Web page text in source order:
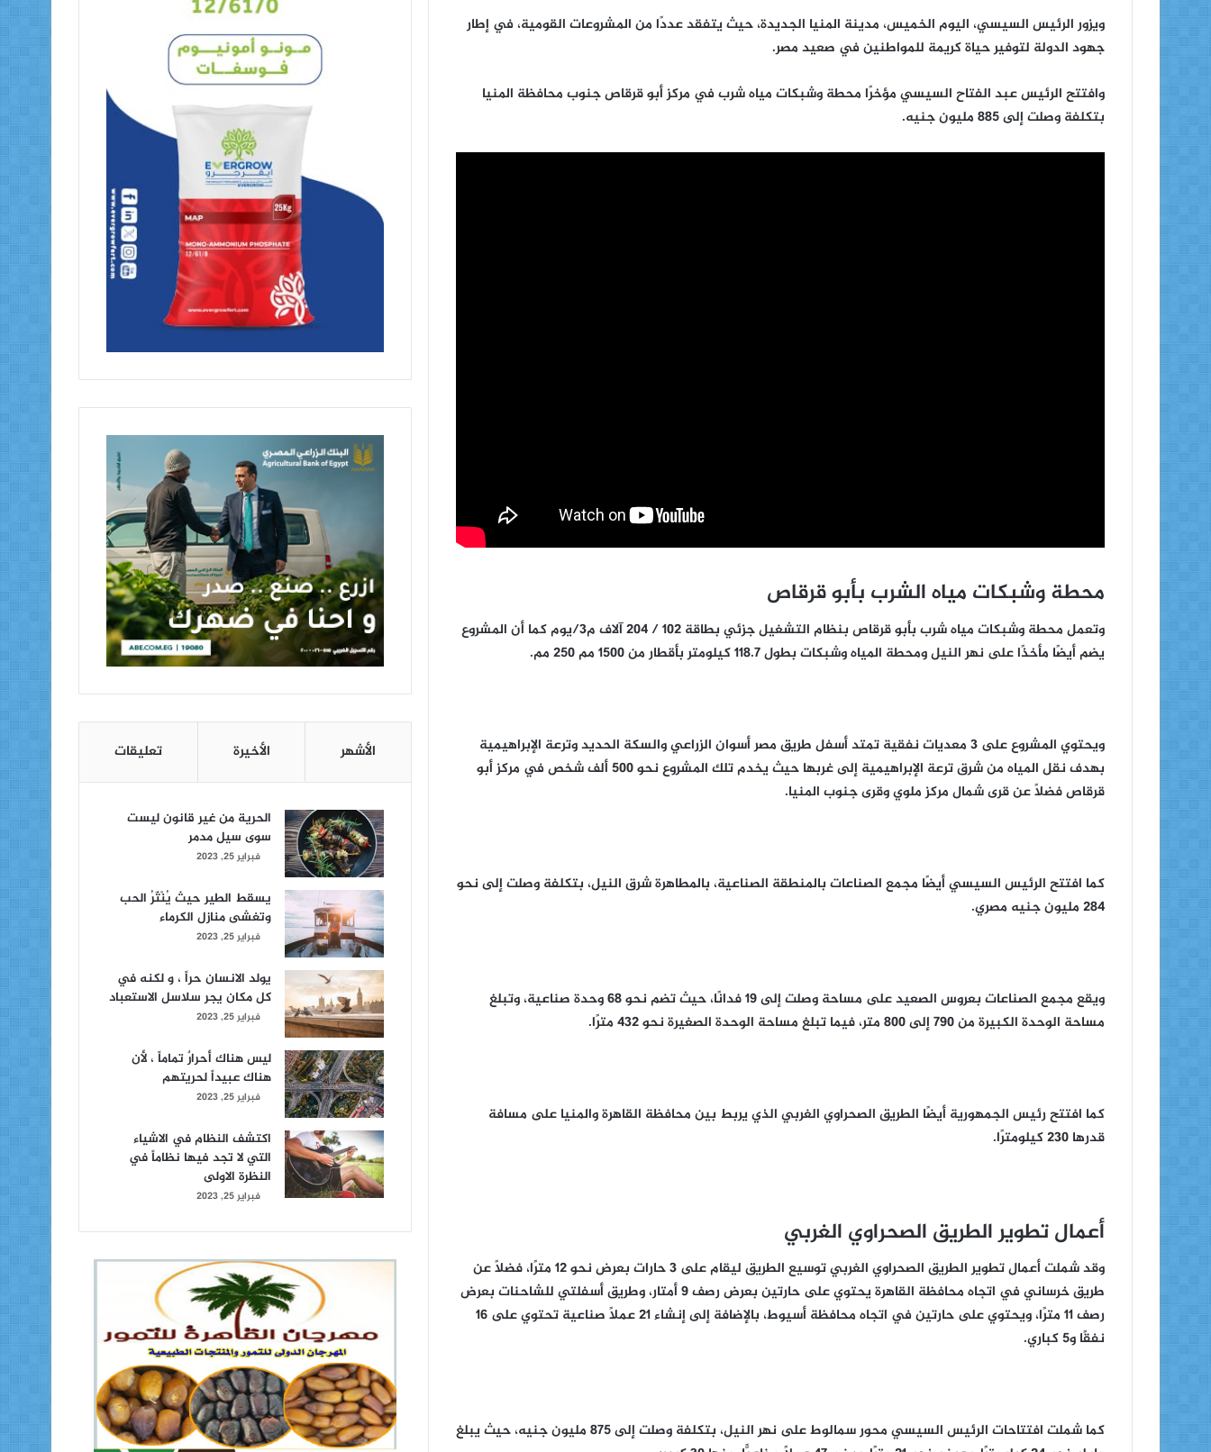
ويزور الرئيس السيسي، اليوم الخميس، مدينة المنيا الجديدة، حيث يتفقد عددًا من المشروعات القومية، في إطار
جهود الدولة لتوفير حياة كريمة للمواطنين في صعيد مصر.
وافتتح الرئيس عبد الفتاح السيسي مؤخرًا محطة وشبكات مياه شرب في مركز أبو قرقاص جنوب محافظة المنيا
بتكلفة وصلت إلى ٨٨٥ مليون جنيه.
محطة وشبكات مياه الشرب بأبو قرقاص
وتعمل محطة وشبكات مياه شرب بأبو قرقاص بنظام التشغيل جزئي بطاقة 102 / 204 آلاف م3/يوم كما أن المشروع
يضم أيضًا مأخذًا على نهر النيل ومحطة المياه وشبكات بطول 118.7 كيلومتر بأقطار من 1500 مم 250 مم.
ويحتوي المشروع على ٣ معديات نفقية تمتد أسفل طريق مصر أسوان الزراعي والسكة الحديد وترعة الإبراهيمية
بهدف نقل المياه من شرق ترعة الإبراهيمية إلى غربها حيث يخدم تلك المشروع نحو ٥٠٠ ألف شخص في مركز أبو
قرقاص فضلًا عن قرى شمال مركز ملوي وقرى جنوب المنيا.
كما افتتح الرئيس السيسي أيضًا مجمع الصناعات بالمنطقة الصناعية، بالمطاهرة شرق النيل، بتكلفة وصلت إلى نحو
٢٨٤ مليون جنيه مصري.
ويقع مجمع الصناعات بعروس الصعيد على مساحة وصلت إلى ١٩ فدانًا، حيث تضم نحو ٦٨ وحدة صناعية، وتبلغ
مساحة الوحدة الكبيرة من ٧٩٠ إلى ٨٠٠ متر، فيما تبلغ مساحة الوحدة الصغيرة نحو ٤٣٢ مترًا.
كما افتتح رئيس الجمهورية أيضًا الطريق الصحراوي الغربي الذي يربط بين محافظة القاهرة والمنيا على مسافة
قدرها ٢٣٠ كيلومترًا.
أعمال تطوير الطريق الصحراوي الغربي
وقد شملت أعمال تطوير الطريق الصحراوي الغربي توسيع الطريق ليقام على ٣ حارات بعرض نحو ١٢ مترًا، فضلًا عن
طريق خرساني في اتجاه محافظة القاهرة يحتوي على حارتين بعرض رصف ٩ أمتار، وطريق أسفلتي للشاحنات بعرض
رصف ١١ مترًا، ويحتوي على حارتين في اتجاه محافظة أسيوط، بالإضافة إلى إنشاء ٢١ عملًا صناعية تحتوي على ١٦
نفقًا و٥ كباري.
كما شملت افتتاحات الرئيس السيسي محور سمالوط على نهر النيل، بتكلفة وصلت إلى ٨٧٥ مليون جنيه، حيث يبلغ
الأشهر الأخيرة تعليقات
الحرية من غير قانون ليست
سوى سيل مدمر
فبراير 25, 2023
يسقط الطير حيث يُنْثَرُ الحب
وتغشى منازل الكرماء
فبراير 25, 2023
يولد الانسان حراً ، و لكنه في
كل مكان يجر سلاسل الاستعباد
فبراير 25, 2023
ليس هناك أحرارٌ تماماً ، لأن
هناك عبيداً لحريتهم
فبراير 25, 2023
اكتشف النظام في الاشياء
التي لا تجد فيها نظاماً في
النظرة الاولى
فبراير 25, 2023